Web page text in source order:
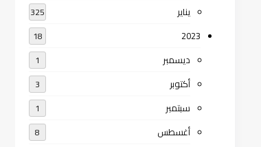
يناير 325
2023
18
ديسمبر 1
أكتوبر 3
سبتمبر 1
أغسطس 8